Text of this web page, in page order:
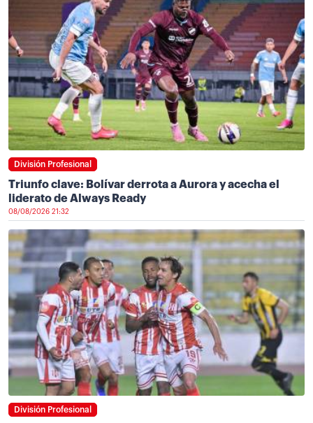
División Profesional
Triunfo clave: Bolívar derrota a Aurora y acecha el
liderato de Always Ready
08/08/2026 21:32
División Profesional